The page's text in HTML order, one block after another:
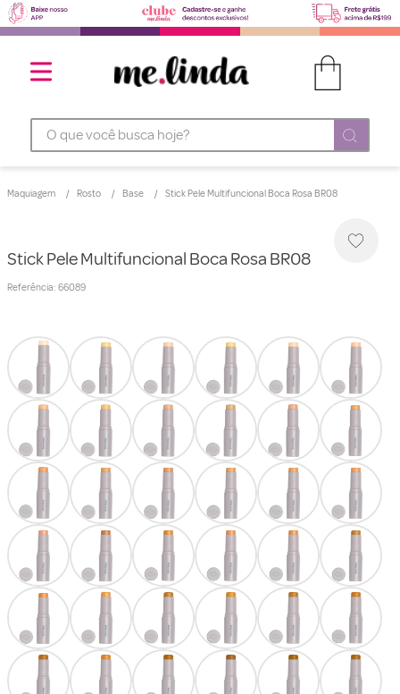
O que você busca hoje?
Maquiagem Rosto Base Stick Pele Multifuncional Boca Rosa BR08
Stick Pele Multifuncional Boca Rosa BR08
Referência: 66089